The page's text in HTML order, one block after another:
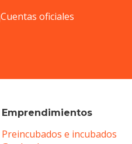
Emprendimientos
Preincubados e incubados
Cuentas oficiales